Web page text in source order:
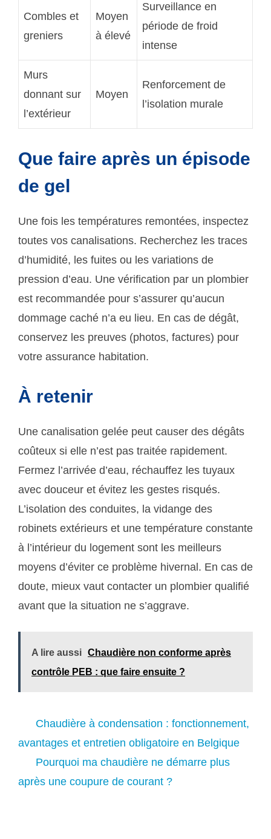
Combles et
greniers
Moyen
à élevé
Surveillance en
période de froid
intense
Murs
donnant sur
l’extérieur
Moyen
Renforcement de
l’isolation murale
Que faire après un épisode
de gel
Une fois les températures remontées, inspectez
toutes vos canalisations. Recherchez les traces
d’humidité, les fuites ou les variations de
pression d’eau. Une vérification par un plombier
est recommandée pour s’assurer qu’aucun
dommage caché n’a eu lieu. En cas de dégât,
conservez les preuves (photos, factures) pour
votre assurance habitation.
À retenir
Une canalisation gelée peut causer des dégâts
coûteux si elle n’est pas traitée rapidement.
Fermez l’arrivée d’eau, réchauffez les tuyaux
avec douceur et évitez les gestes risqués.
L’isolation des conduites, la vidange des
robinets extérieurs et une température constante
à l’intérieur du logement sont les meilleurs
moyens d’éviter ce problème hivernal. En cas de
doute, mieux vaut contacter un plombier qualifié
avant que la situation ne s’aggrave.
A lire aussi Chaudière non conforme après
contrôle PEB : que faire ensuite ?
Chaudière à condensation : fonctionnement,
avantages et entretien obligatoire en Belgique
Pourquoi ma chaudière ne démarre plus
après une coupure de courant ?